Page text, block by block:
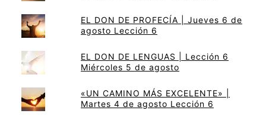
EL DON DE PROFECÍA | Jueves 6 de
agosto Lección 6
EL DON DE LENGUAS | Lección 6
Miércoles 5 de agosto
«UN CAMINO MÁS EXCELENTE» |
Martes 4 de agosto Lección 6